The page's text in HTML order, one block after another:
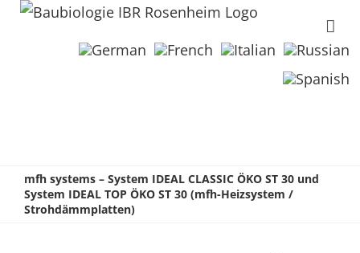
mfh systems – System IDEAL CLASSIC ÖKO ST 30 und
System IDEAL TOP ÖKO ST 30 (mfh-Heizsystem /
Strohdämmplatten)